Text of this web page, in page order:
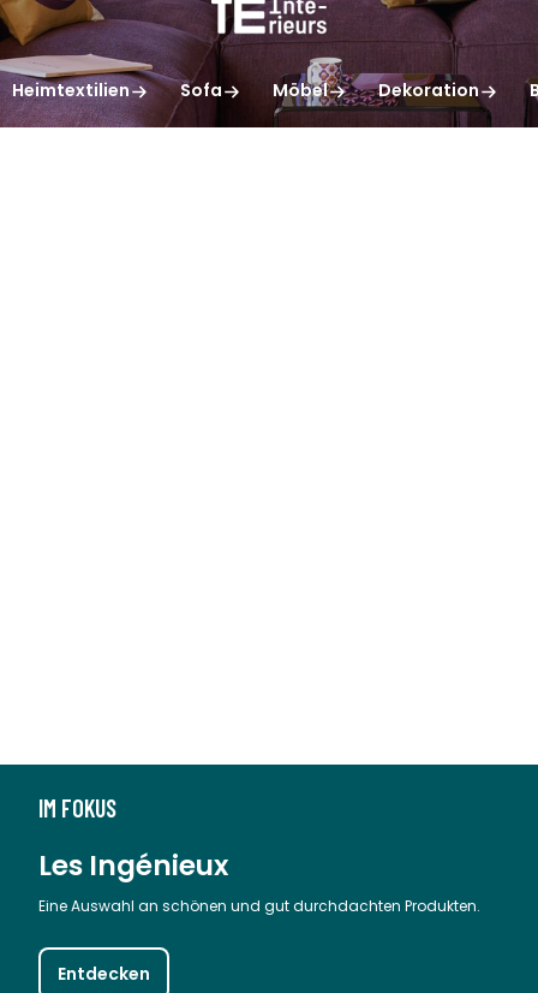
Heimtextilien Sofa Möbel Dekoration
IM FOKUS
Les Ingénieux
Eine Auswahl an schönen und gut durchdachten Produkten.
Entdecken